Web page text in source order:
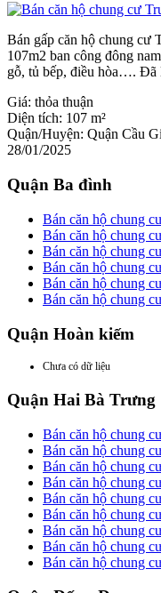
Bán gấp căn hộ chung cư
107m2 ban công đông
gỗ, tủ bếp, điều hòa…. Đã
Giá: thỏa thuận
Diện tích: 107 m²
Quận/Huyện: Quận Cầu
28/01/2025
Quận Ba đình
Bán căn hộ chung
Bán căn hộ chung
Bán căn hộ chung
Bán căn hộ chung
Bán căn hộ chung
Bán căn hộ chung
Quận Hoàn kiếm
Chưa có dữ liệu
Quận Hai Bà Trưng
Bán căn hộ chung
Bán căn hộ chung
Bán căn hộ chung
Bán căn hộ chung
Bán căn hộ chung
Bán căn hộ chung
Bán căn hộ chung
Bán căn hộ chung
Bán căn hộ chung